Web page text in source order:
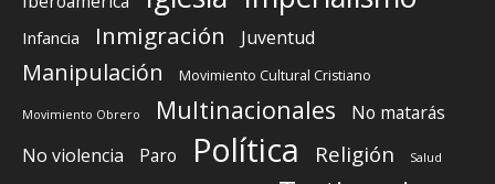
Infancia Inmigración Juventud
Manipulación Movimiento Cultural Cristiano
Movimiento Obrero Multinacionales
No matarás
No violencia
Paro Política Religión Salud